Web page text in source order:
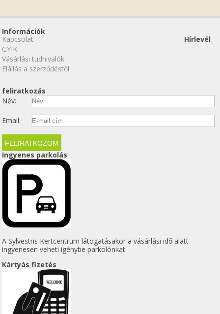
Információk
Kapcsolat
GYIK
Vásárlási tudnivalók
Elállás a szerződéstől
Hírlevél
feliratkozás
Név:
Email:
Ingyenes parkolás
A Sylvestris Kertcentrum látogatásakor a vásárlási idő alatt
ingyenesen veheti igénybe parkolónkat.
Kártyás fizetés